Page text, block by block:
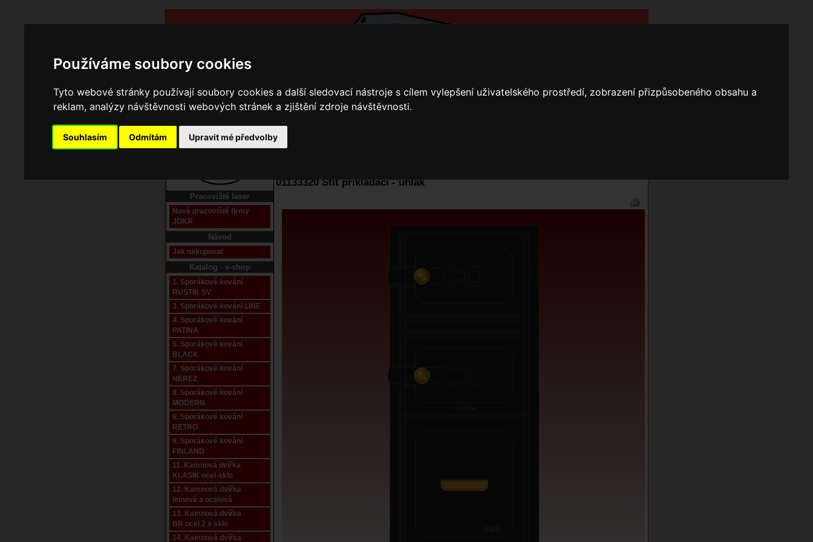
Používáme soubory cookies
Tyto webové stránky používají soubory cookies a další sledovací nástroje s cílem vylepšení uživatelského prostředí, zobrazení přizpůsobeného obsahu a
reklam, analýzy návštěvnosti webových stránek a zjištění zdroje návštěvnosti.
Souhlasím Odmítám Upravit mé předvolby
Domů Kontakty
Pracoviště laser
Nové pracoviště firmy
JOKR
Návod
Jak nakupovat
Katalog - e-shop
1. Sporákové kování
RUSTIK SV
3. Sporákové kování LINE
4. Sporákové kování
PATINA
5. Sporákové kování
BLACK
7. Sporákové kování
NEREZ
8. Sporákové kování
MODERN
6. Sporákové kování
RETRO
9. Sporákové kování
FINLAND
11. Kamnová dvířka
KLASIK ocel-sklo
12. Kamnová dvířka
litinová a ocelová
13. Kamnová dvířka
BR ocel 2 x sklo
14. Kamnová dvířka
01133320 Štít přikládací - uhlák